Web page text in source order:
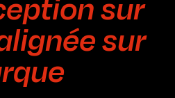
sur